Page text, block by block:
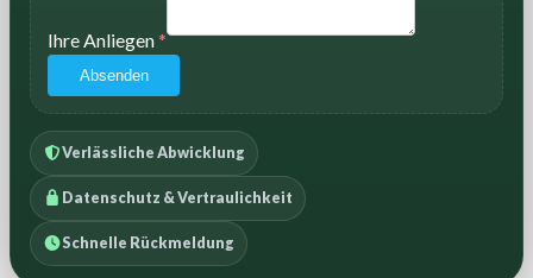
Ihre Anliegen*
Absenden
Verlässliche Abwicklung
Datenschutz & Vertraulichkeit
Schnelle Rückmeldung